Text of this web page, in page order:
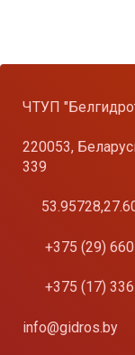
ЧТУП
220053,
339
+375 (29)
+375 (17)
info@gidros.by